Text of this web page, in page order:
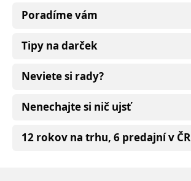
Poradíme vám
Tipy na darček
Neviete si rady?
Nenechajte si nič ujsť
12 rokov na trhu, 6 predajní v ČR